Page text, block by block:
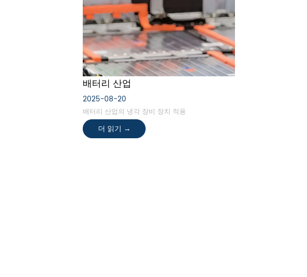
배터리 산업
2025-08-20
배터리 산업의 냉각 장비 장치 적용
더 읽기 →